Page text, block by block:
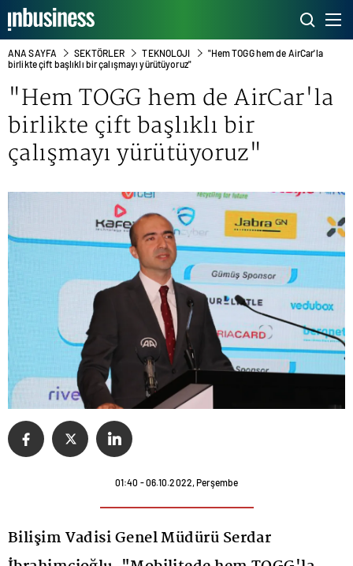
ANA SAYFA SEKTÖRLER TEKNOLOJI
"Hem TOGG hem de AirCar'la
birlikte çift başlıklı bir çalışmayı yürütüyoruz"
"Hem TOGG hem de AirCar'la
birlikte çift başlıklı bir
çalışmayı yürütüyoruz"
01:40 - 06.10.2022, Perşembe
Bilişim Vadisi Genel Müdürü Serdar